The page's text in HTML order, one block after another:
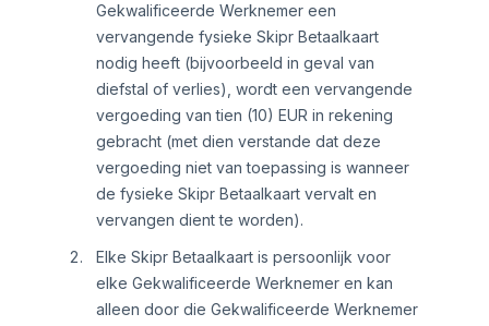
Gekwalificeerde Werknemer een
vervangende fysieke Skipr Betaalkaart
nodig heeft (bijvoorbeeld in geval van
diefstal of verlies), wordt een vervangende
vergoeding van tien (10) EUR in rekening
gebracht (met dien verstande dat deze
vergoeding niet van toepassing is wanneer
de fysieke Skipr Betaalkaart vervalt en
vervangen dient te worden).
Elke Skipr Betaalkaart is persoonlijk voor
elke Gekwalificeerde Werknemer en kan
alleen door die Gekwalificeerde Werknemer